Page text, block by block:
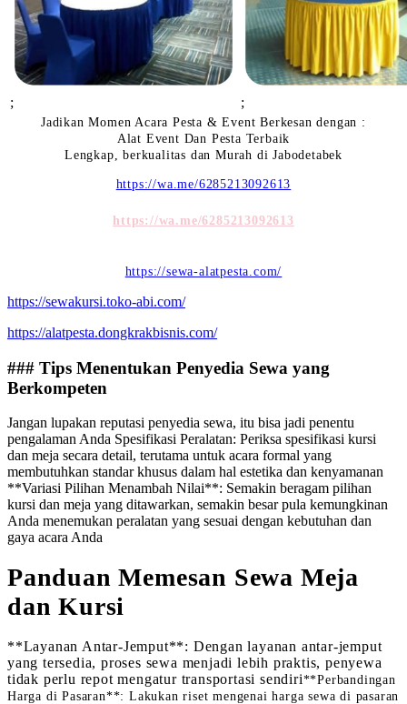
; ;
Jadikan Momen Acara Pesta & Event Berkesan dengan :
Alat Event Dan Pesta Terbaik
Lengkap, berkualitas dan Murah di Jabodetabek
https://wa.me/6285213092613
https://wa.me/6285213092613
https://sewa-alatpesta.com/
https://sewakursi.toko-abi.com/
https://alatpesta.dongkrakbisnis.com/
### Tips Menentukan Penyedia Sewa yang
Berkompeten
Jangan lupakan reputasi penyedia sewa, itu bisa jadi penentu
pengalaman Anda Spesifikasi Peralatan: Periksa spesifikasi kursi
dan meja secara detail, terutama untuk acara formal yang
membutuhkan standar khusus dalam hal estetika dan kenyamanan
**Variasi Pilihan Menambah Nilai**: Semakin beragam pilihan
kursi dan meja yang ditawarkan, semakin besar pula kemungkinan
Anda menemukan peralatan yang sesuai dengan kebutuhan dan
gaya acara Anda
Panduan Memesan Sewa Meja
dan Kursi
**Layanan Antar-Jemput**: Dengan layanan antar-jemput
yang tersedia, proses sewa menjadi lebih praktis, penyewa
tidak perlu repot mengatur transportasi sendiri**Perbandingan
Harga di Pasaran**: Lakukan riset mengenai harga sewa di pasaran